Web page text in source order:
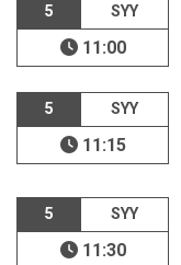
5 SYY
11:00
5 SYY
11:15
5 SYY
11:30